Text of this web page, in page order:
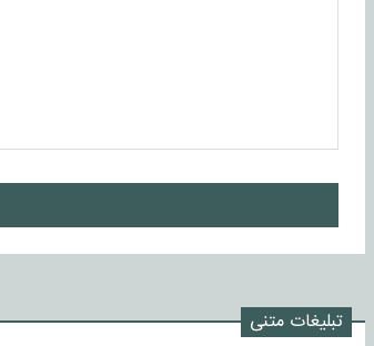
تبلیغات متنی